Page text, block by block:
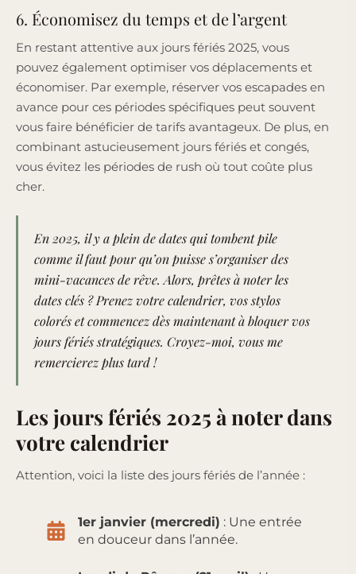
6. Économisez du temps et de l’argent
En restant attentive aux jours fériés 2025, vous
pouvez également optimiser vos déplacements et
économiser. Par exemple, réserver vos escapades en
avance pour ces périodes spécifiques peut souvent
vous faire bénéficier de tarifs avantageux. De plus, en
combinant astucieusement jours fériés et congés,
vous évitez les périodes de rush où tout coûte plus
cher.
En 2025, il y a plein de dates qui tombent pile
comme il faut pour qu’on puisse s’organiser des
mini-vacances de rêve. Alors, prêtes à noter les
dates clés ? Prenez votre calendrier, vos stylos
colorés et commencez dès maintenant à bloquer vos
jours fériés stratégiques. Croyez-moi, vous me
remercierez plus tard !
Les jours fériés 2025 à noter dans
votre calendrier
Attention, voici la liste des jours fériés de l’année :
1er janvier (mercredi) : Une entrée
en douceur dans l’année.